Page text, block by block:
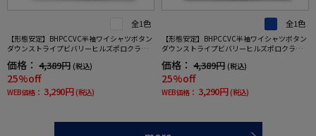
全1色
【形態安定】BHPCCVC半袖ワイシャツボタン
ダウンストライプビバリーヒルズポロクラブ
価格： 4,389円 (税込)
25%off
WEB価格： 3,290円 (税込)
全1色
【形態安定】BHPCCVC半袖ワイシャツボタン
ダウンストライプビバリーヒルズポロクラブ
価格： 4,389円 (税込)
25%off
WEB価格： 3,290円 (税込)